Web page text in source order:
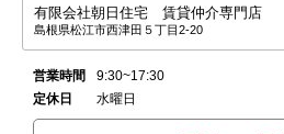
有限会社朝日住宅 賃貸仲介専門店
島根県松江市西津田５丁目2-20
営業時間
9:30~17:30
定休日
水曜日